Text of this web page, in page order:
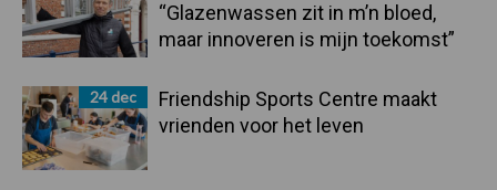
“Glazenwassen zit in m’n bloed,
maar innoveren is mijn toekomst”
24 dec
Friendship Sports Centre maakt
vrienden voor het leven